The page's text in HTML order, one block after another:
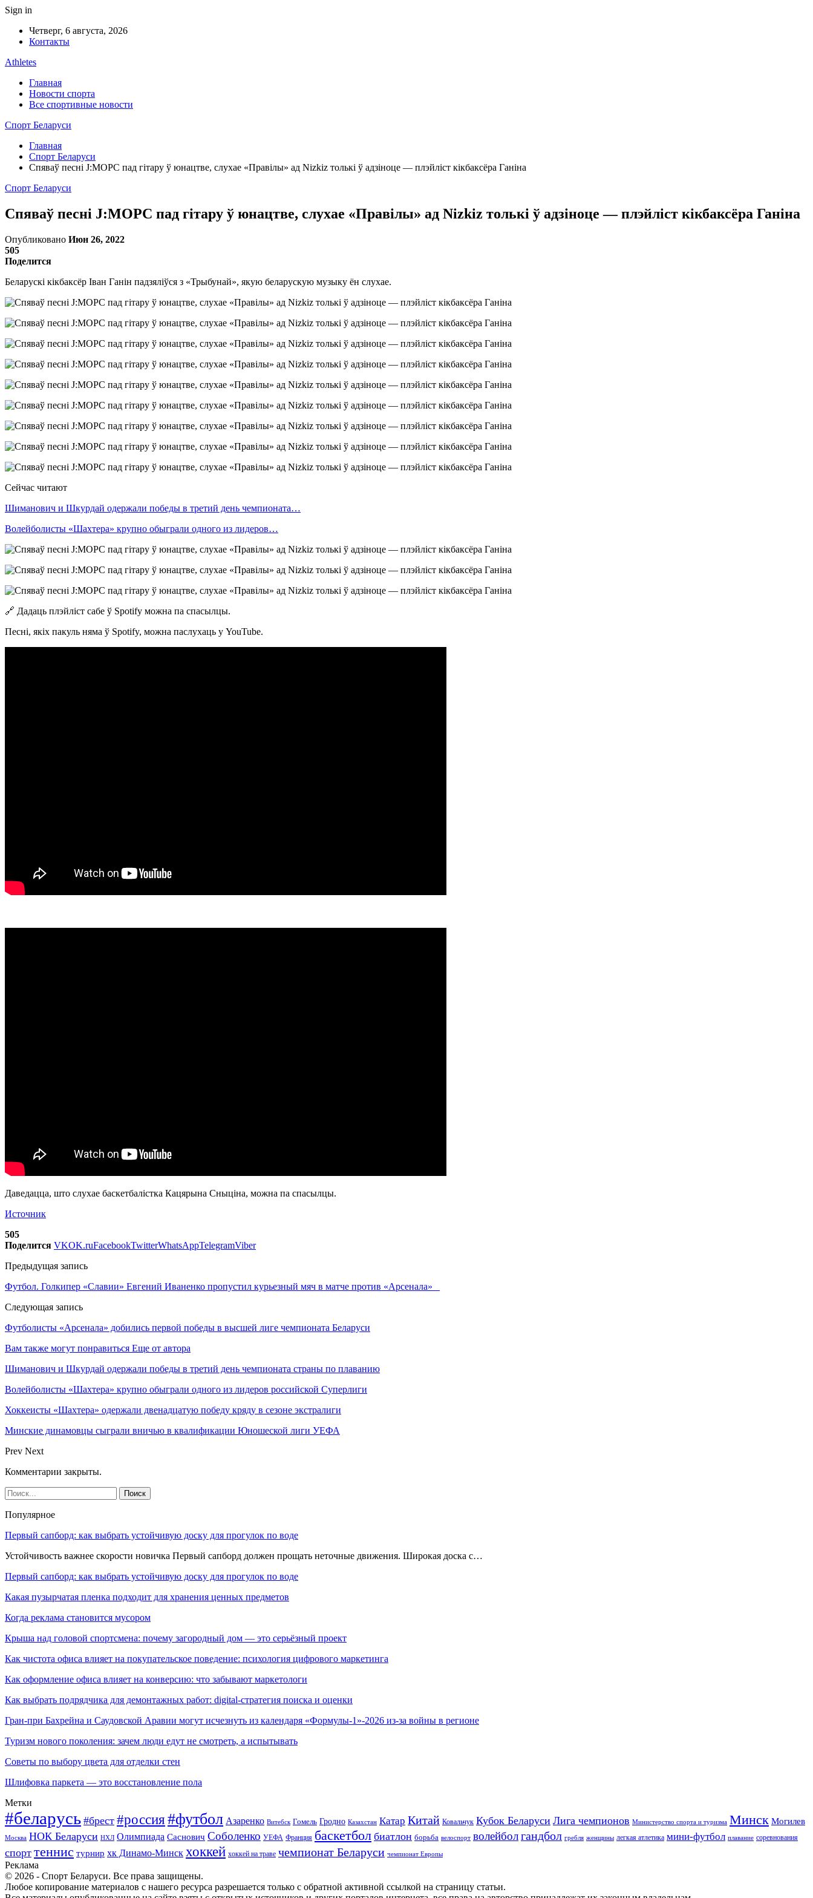
Sign in
Четверг, 6 августа, 2026
Контакты
Athletes
Главная
Новости спорта
Все спортивные новости
Спорт Беларуси
Главная
Спорт Беларуси
Спяваў песні J:МОРС пад гітару ў юнацтве, слухае «Правілы» ад Nizkiz толькі ў адзіноце — плэйліст кікбаксёра Ганіна
Спорт Беларуси
Спяваў песні J:МОРС пад гітару ў юнацтве, слухае «Правілы» ад Nizkiz толькі ў адзіноце — плэйліст кікбаксёра Ганіна
Опубликовано Июн 26, 2022
505
Поделится
Беларускі кікбаксёр Іван Ганін падзяліўся з «Трыбунай», якую беларускую музыку ён слухае.
Сейчас читают
Шиманович и Шкурдай одержали победы в третий день чемпионата…
Волейболисты «Шахтера» крупно обыграли одного из лидеров…
🔗 Дадаць плэйліст сабе ў Spotify можна па спасылцы.
Песні, якіх пакуль няма ў Spotify, можна паслухаць у YouTube.
Даведацца, што слухае баскетбалістка Кацярына Сныціна, можна па спасылцы.
Источник
505
Поделится VKOK.ruFacebookTwitterWhatsAppTelegramViber
Предыдущая запись
Футбол. Голкипер «Славии» Евгений Иваненко пропустил курьезный мяч в матче против «Арсенала»
Следующая запись
Футболисты «Арсенала» добились первой победы в высшей лиге чемпионата Беларуси
Вам также могут понравиться Еще от автора
Шиманович и Шкурдай одержали победы в третий день чемпионата страны по плаванию
Волейболисты «Шахтера» крупно обыграли одного из лидеров российской Суперлиги
Хоккеисты «Шахтера» одержали двенадцатую победу кряду в сезоне экстралиги
Минские динамовцы сыграли вничью в квалификации Юношеской лиги УЕФА
Prev Next
Комментарии закрыты.
Популярное
Первый сапборд: как выбрать устойчивую доску для прогулок по воде
Устойчивость важнее скорости новичка Первый сапборд должен прощать неточные движения. Широкая доска с…
Первый сапборд: как выбрать устойчивую доску для прогулок по воде
Какая пузырчатая пленка подходит для хранения ценных предметов
Когда реклама становится мусором
Крыша над головой спортсмена: почему загородный дом — это серьёзный проект
Как чистота офиса влияет на покупательское поведение: психология цифрового маркетинга
Как оформление офиса влияет на конверсию: что забывают маркетологи
Как выбрать подрядчика для демонтажных работ: digital-стратегия поиска и оценки
Гран-при Бахрейна и Саудовской Аравии могут исчезнуть из календаря «Формулы-1»-2026 из-за войны в регионе
Туризм нового поколения: зачем люди едут не смотреть, а испытывать
Советы по выбору цвета для отделки стен
Шлифовка паркета — это восстановление пола
Метки
#беларусь #брест #россия#футбол Азаренко Витебск Гомель Гродно Казахстан Катар Китай Ковальчук Кубок Беларуси Лига чемпионов Министерство спорта и туризма Минск Могилев
Москва НОК Беларуси НХЛ Олимпиада Саснович Соболенко УЕФА Франция баскетбол биатлон борьба велоспорт волейболгандбол гребля женщины легкая атлетика мини-футбол плавание соревнования
спорт теннис турнир хк Динамо-Минск хоккей хоккей на траве чемпионат Беларуси чемпионат Европы
Реклама
© 2026 - Спорт Беларуси. Все права защищены.
Любое копирование материалов с нашего ресурса разрешается только с обратной активной ссылкой на страницу статьи.